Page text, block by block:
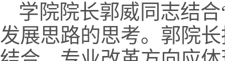
学院院长郭威同志结
发展思路的思考。郭院